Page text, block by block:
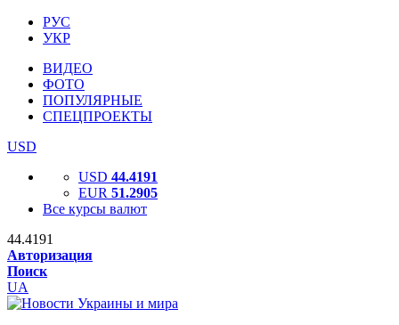
РУС
УКР
ВИДЕО
ФОТО
ПОПУЛЯРНЫЕ
СПЕЦПРОЕКТЫ
USD
USD 44.4191
EUR 51.2905
Все курсы валют
44.4191
Авторизация
Поиск
UA